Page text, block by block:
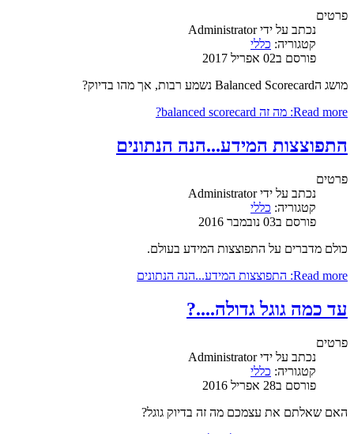
פרטים
נכתב על ידיAdministrator
קטגוריה: כללי
פורסם ב02 אפריל 2017
מושג הBalanced Scorecard נשמע רבות, אך מהו בדיוק?
Read more: מה זה balanced scorecard?
התפוצצות המידע...הנה הנתונים
פרטים
נכתב על ידיAdministrator
קטגוריה: כללי
פורסם ב03 נובמבר 2016
כולם מדברים על התפוצצות המידע בעולם.
Read more: התפוצצות המידע...הנה הנתונים
עד כמה גוגל גדולה....?
פרטים
נכתב על ידיAdministrator
קטגוריה: כללי
פורסם ב28 אפריל 2016
האם שאלתם את עצמכם מה זה בדיוק גוגל?